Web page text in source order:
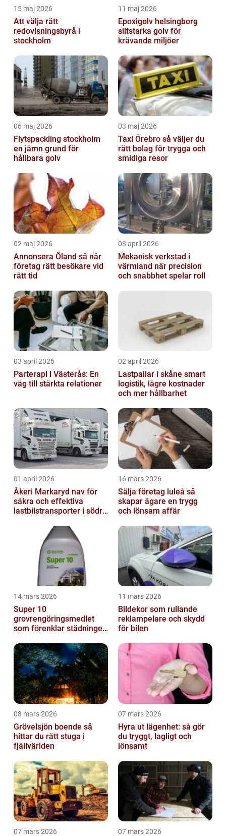
15 maj 2026
Att välja rätt
redovisningsbyrå i
stockholm
11 maj 2026
Epoxigolv helsingborg
slitstarka golv för
krävande miljöer
06 maj 2026
Flytspackling stockholm
en jämn grund för
hållbara golv
03 maj 2026
Taxi Örebro så väljer du
rätt bolag för trygga och
smidiga resor
02 maj 2026
Annonsera Öland så når
företag rätt besökare vid
rätt tid
03 april 2026
Mekanisk verkstad i
värmland när precision
och snabbhet spelar roll
03 april 2026
Parterapi i Västerås: En
väg till stärkta relationer
02 april 2026
Lastpallar i skåne smart
logistik, lägre kostnader
och mer hållbarhet
01 april 2026
Åkeri Markaryd nav för
säkra och effektiva
lastbilstransporter i södra
16 mars 2026
Sälja företag luleå så
skapar ägare en trygg
och lönsam affär
14 mars 2026
Super 10
grovrengöringsmedlet
som förenklar städningen
11 mars 2026
Bildekor som rullande
reklampelare och skydd
för bilen
08 mars 2026
Grövelsjön boende så
hittar du rätt stuga i
fjällvärlden
07 mars 2026
Hyra ut lägenhet: så gör
du tryggt, lagligt och
lönsamt
07 mars 2026 07 mars 2026